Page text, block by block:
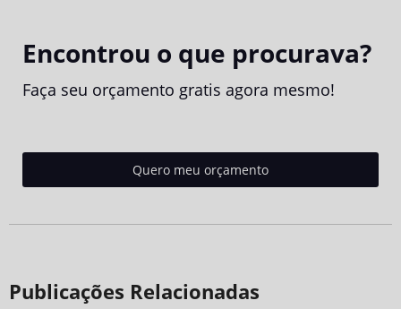
Encontrou o que procurava?
Faça seu orçamento gratis agora mesmo!
Quero meu orçamento
Publicações Relacionadas